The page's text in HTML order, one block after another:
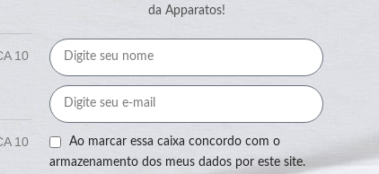
10
10
da Apparatos!
Ao marcar essa caixa concordo com o
armazenamento dos meus dados por este site.